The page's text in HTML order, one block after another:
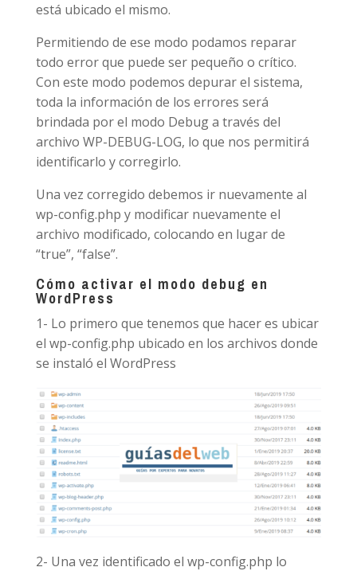
está ubicado el mismo.
Permitiendo de ese modo podamos reparar
todo error que puede ser pequeño o crítico.
Con este modo podemos depurar el sistema,
toda la información de los errores será
brindada por el modo Debug a través del
archivo WP-DEBUG-LOG, lo que nos permitirá
identificarlo y corregirlo.
Una vez corregido debemos ir nuevamente al
wp-config.php y modificar nuevamente el
archivo modificado, colocando en lugar de
“true”, “false”.
Cómo activar el modo debug en
WordPress
1- Lo primero que tenemos que hacer es ubicar
el wp-config.php ubicado en los archivos donde
se instaló el WordPress
2- Una vez identificado el wp-config.php lo